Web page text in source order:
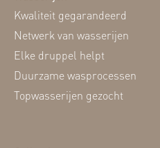
Kwaliteit gegarandeerd
Netwerk van wasserijen
Elke druppel helpt
Duurzame wasprocessen
Topwasserijen gezocht